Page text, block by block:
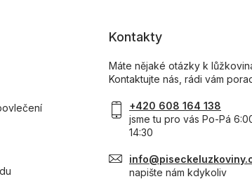
Kontakty
Máte nějaké otázky k
Kontaktujte nás, rádi vám
+420 608 164 138
jsme tu pro vás Po-Pá
14:30
napište nám kdykoliv